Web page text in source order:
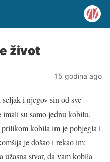
život
15 godina ago
i njegov sin od sve
imali su samo jednu kobilu.
kobila im je pobjegla i
je došao i rekao im:
užasna stvar, da vam kobila